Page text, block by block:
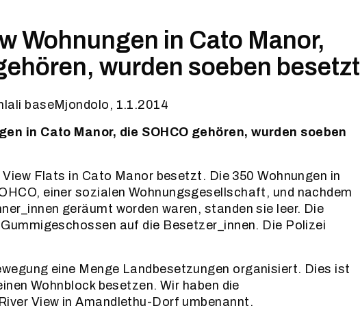
Wohnungen in Cato Manor,
wurden soeben besetzt
baseMjondolo, 1.1.2014
in Cato Manor, die SOHCO gehören, wurden soeben
View Flats in Cato Manor besetzt. Die 350 Wohnungen in
einer sozialen Wohnungsgesellschaft, und nachdem
geräumt worden waren, standen sie leer. Die
auf die Besetzer_innen. Die Polizei
eine Menge Landbesetzungen organisiert. Dies ist
Wohnblock besetzen. Wir haben die
View in Amandlethu-Dorf umbenannt.